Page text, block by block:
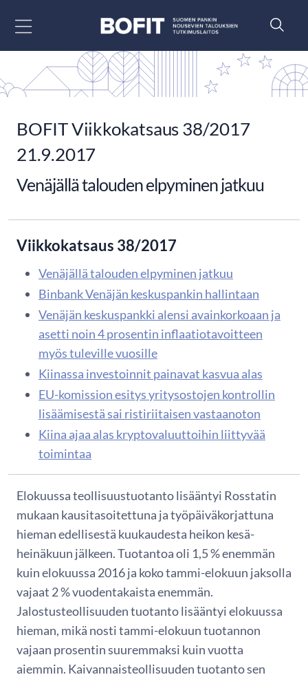
BOFIT Viikkokatsaus 38/2017
21.9.2017
Venäjällä talouden elpyminen jatkuu
Viikkokatsaus 38/2017
Venäjällä talouden elpyminen jatkuu
Binbank Venäjän keskuspankin hallintaan
Venäjän keskuspankki alensi avainkorkoaan ja
asetti noin 4 prosentin inflaatiotavoitteen
myös tuleville vuosille
Kiinassa investoinnit painavat kasvua alas
EU-komission esitys yritysostojen kontrollin
lisäämisestä sai ristiriitaisen vastaanoton
Kiina ajaa alas kryptovaluuttoihin liittyvää
toimintaa
Elokuussa teollisuustuotanto lisääntyi Rosstatin
mukaan kausitasoitettuna ja työpäiväkorjattuna
hieman edellisestä kuukaudesta heikon kesä-
heinäkuun jälkeen. Tuotantoa oli 1,5 % enemmän
kuin elokuussa 2016 ja koko tammi-elokuun jaksolla
vajaat 2 % vuodentakaista enemmän.
Jalostusteollisuuden tuotanto lisääntyi elokuussa
hieman, mikä nosti tammi-elokuun tuotannon
vajaan prosentin suuremmaksi kuin vuotta
aiemmin. Kaivannaisteollisuuden tuotanto sen